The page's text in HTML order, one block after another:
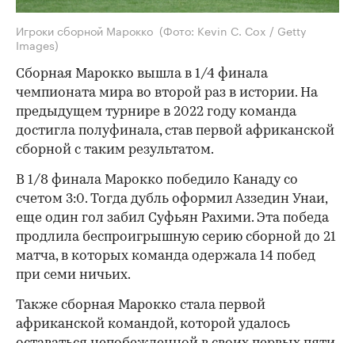
Игроки сборной Марокко (Фото: Kevin C. Cox / Getty
Images)
Сборная Марокко вышла в 1/4 финала
чемпионата мира во второй раз в истории. На
предыдущем турнире в 2022 году команда
достигла полуфинала, став первой африканской
сборной с таким результатом.
В 1/8 финала Марокко победило Канаду со
счетом 3:0. Тогда дубль оформил Аззедин Унаи,
еще один гол забил Суфьян Рахими. Эта победа
продлила беспроигрышную серию сборной до 21
матча, в которых команда одержала 14 побед
при семи ничьих.
Также сборная Марокко стала первой
африканской командой, которой удалось